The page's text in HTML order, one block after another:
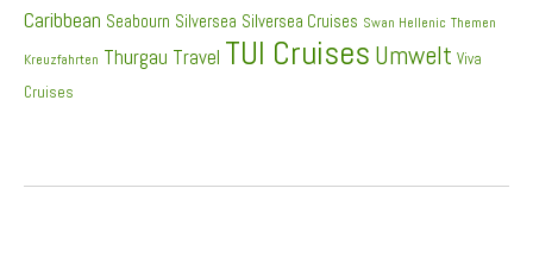
Caribbean Seabourn Silversea Silversea Cruises Swan Hellenic Themen
Kreuzfahrten Thurgau Travel TUI Cruises Umwelt Viva
Cruises